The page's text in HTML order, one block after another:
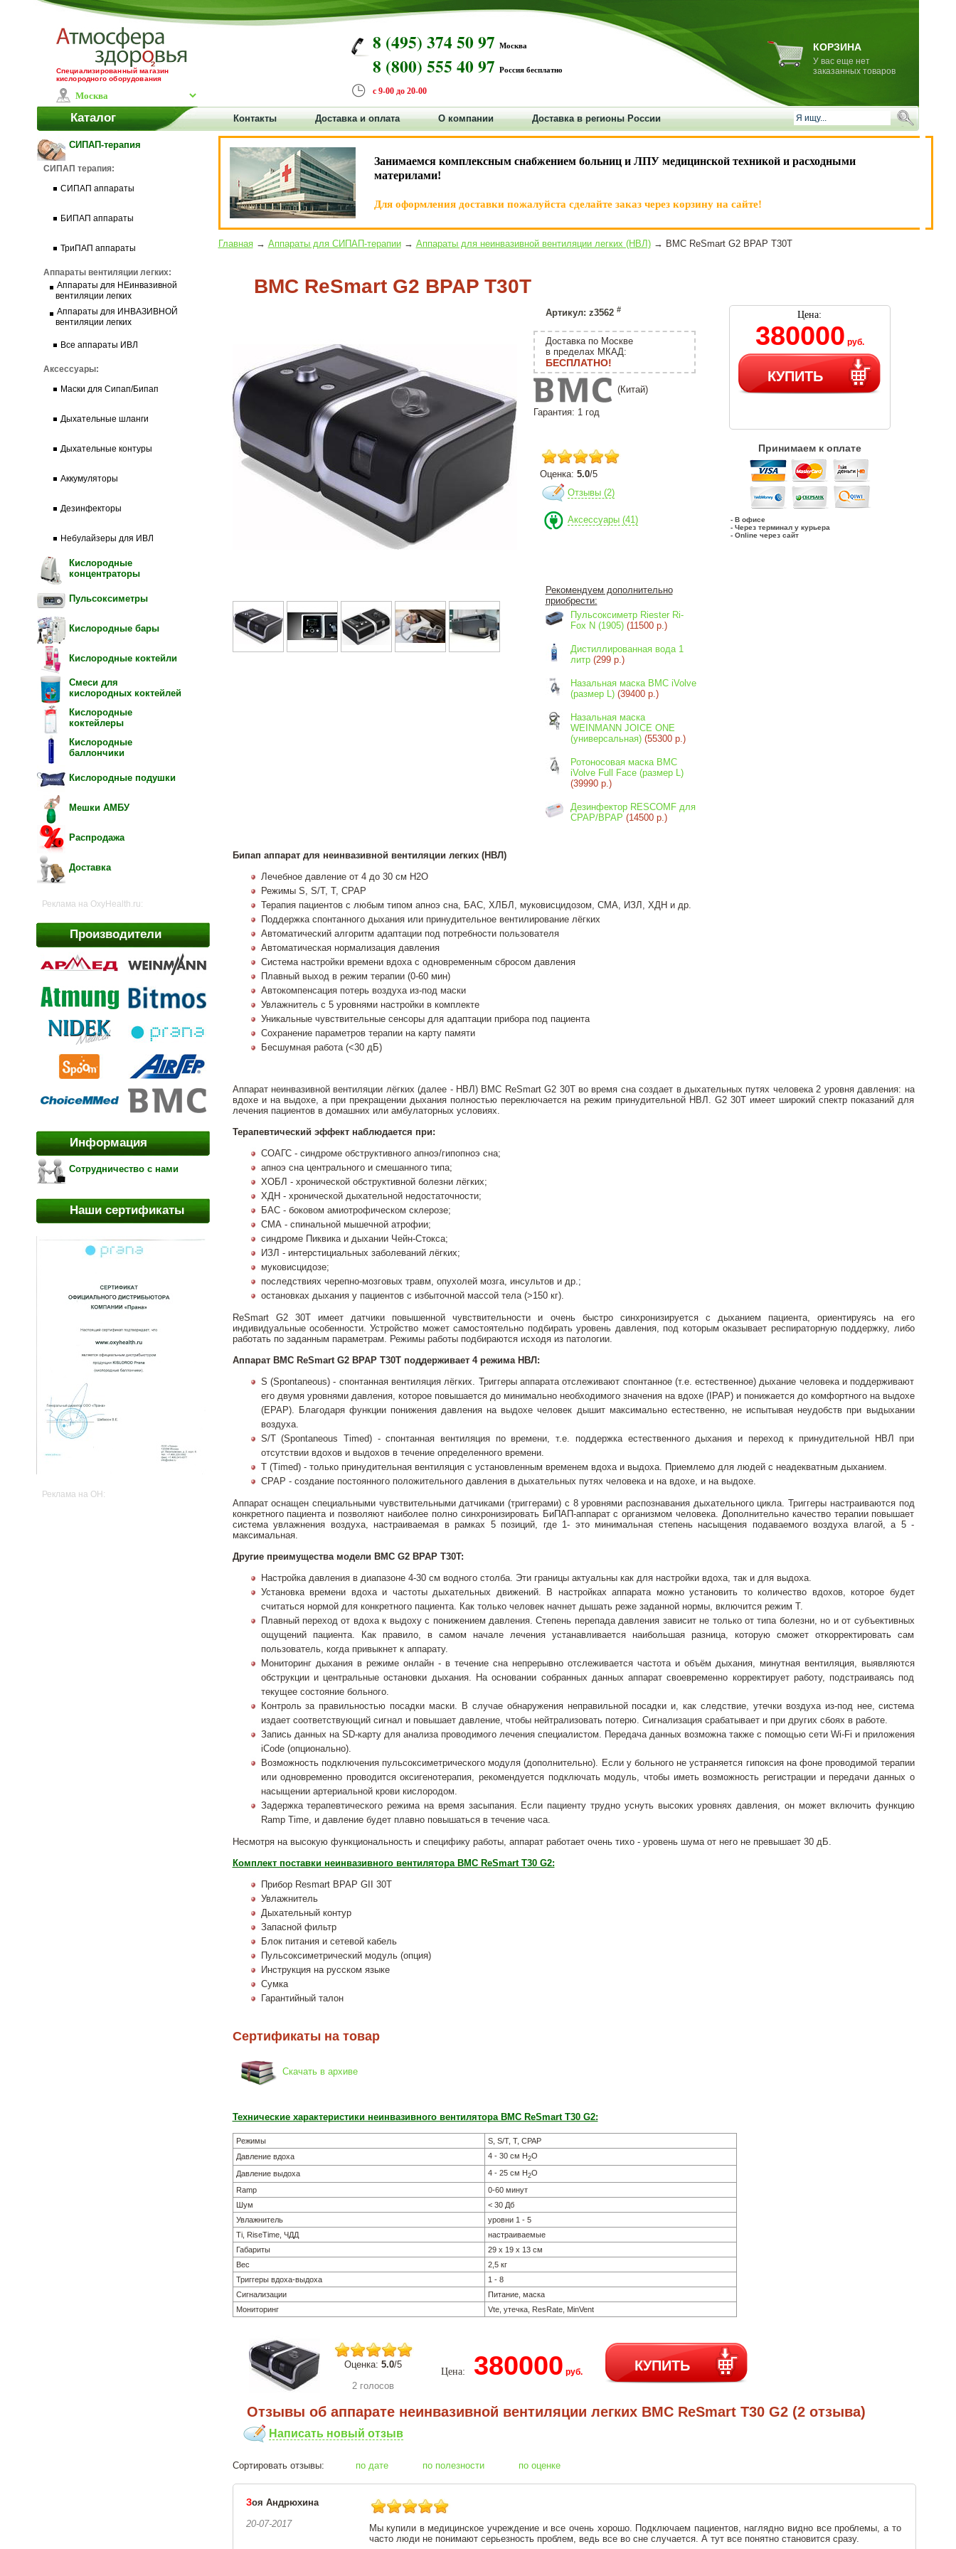
Специализированный магазин
кислородного оборудования
8 (495) 374 50 97 Москва
8 (800) 555 40 97 Россия бесплатно
с 9-00 до 20-00
КОРЗИНА
У вас еще нет
заказанных товаров
Каталог Контакты Доставка и оплата О компании Доставка в регионы России
СИПАП-терапия
СИПАП терапия:
СИПАП аппараты
БИПАП аппараты
ТриПАП аппараты
Аппараты вентиляции легких:
Аппараты для НЕинвазивной
вентиляции легких
Аппараты для ИНВАЗИВНОЙ
вентиляции легких
Все аппараты ИВЛ
Аксессуары:
Маски для Сипап/Бипап
Дыхательные шланги
Дыхательные контуры
Аккумуляторы
Дезинфекторы
Небулайзеры для ИВЛ
Кислородные
концентраторы
Пульсоксиметры
Кислородные бары
Кислородные коктейли
Смеси для
кислородных коктейлей
Кислородные
коктейлеры
Кислородные
баллончики
Кислородные подушки
Мешки АМБУ
Распродажа
Доставка
Реклама на OxyHealth.ru:
Производители
Информация
Сотрудничество с нами
Наши сертификаты
Реклама на OH:
Занимаемся комплексным снабжением больниц и ЛПУ медицинской техникой и расходными
материлами!
Для оформления доставки пожалуйста сделайте заказ через корзину на сайте!
Главная→ Аппараты для СИПАП-терапии→ Аппараты для неинвазивной вентиляции легких (НВЛ)→ BMC ReSmart G2 BPAP T30T
BMC ReSmart G2 BPAP T30T
Артикул: z3562 #
Доставка по Москве
в пределах МКАД:
БЕСПЛАТНО!
(Китай)
Гарантия: 1 год
Оценка: 5.0/5
Отзывы (2)
Аксессуары (41)
Рекомендуем дополнительно
приобрести:
Пульсоксиметр Riester Ri-
Fox N (1905) (11500 р.)
Дистиллированная вода 1
литр (299 р.)
Назальная маска BMC iVolve
(размер L) (39400 р.)
Назальная маска
WEINMANN JOICE ONE
(универсальная) (55300 р.)
Ротоносовая маска BMC
iVolve Full Face (размер L)
(39990 р.)
Дезинфектор RESCOMF для
CPAP/BPAP (14500 р.)
Цена:
380000 руб.
КУПИТЬ
Принимаем к оплате
- В офисе
- Через терминал у курьера
- Online через сайт
Бипап аппарат для неинвазивной вентиляции легких (НВЛ)
Лечебное давление от 4 до 30 см Н2О
Режимы S, S/T, T, CPAP
Терапия пациентов с любым типом апноэ сна, БАС, ХЛБЛ, муковисцидозом, СМА, ИЗЛ, ХДН и др.
Поддержка спонтанного дыхания или принудительное вентилирование лёгких
Автоматический алгоритм адаптации под потребности пользователя
Автоматическая нормализация давления
Система настройки времени вдоха с одновременным сбросом давления
Плавный выход в режим терапии (0-60 мин)
Автокомпенсация потерь воздуха из-под маски
Увлажнитель с 5 уровнями настройки в комплекте
Уникальные чувствительные сенсоры для адаптации прибора под пациента
Сохранение параметров терапии на карту памяти
Бесшумная работа (<30 дБ)
Аппарат неинвазивной вентиляции лёгких (далее - НВЛ) BMC ReSmart G2 30T во время сна создает в дыхательных путях человека 2 уровня давления: на
вдохе и на выдохе, а при прекращении дыхания полностью переключается на режим принудительной НВЛ. G2 30T имеет широкий спектр показаний для
лечения пациентов в домашних или амбулаторных условиях.
Терапевтический эффект наблюдается при:
СОАГС - синдроме обструктивного апноэ/гипопноэ сна;
апноэ сна центрального и смешанного типа;
ХОБЛ - хронической обструктивной болезни лёгких;
ХДН - хронической дыхательной недостаточности;
БАС - боковом амиотрофическом склерозе;
СМА - спинальной мышечной атрофии;
синдроме Пиквика и дыхании Чейн-Стокса;
ИЗЛ - интерстициальных заболеваний лёгких;
муковисцидозе;
последствиях черепно-мозговых травм, опухолей мозга, инсультов и др.;
остановках дыхания у пациентов с избыточной массой тела (>150 кг).
ReSmart G2 30T имеет датчики повышенной чувствительности и очень быстро синхронизируется с дыханием пациента, ориентируясь на его
индивидуальные особенности. Устройство может самостоятельно подбирать уровень давления, под которым оказывает респираторную поддержку, либо
работать по заданным параметрам. Режимы работы подбираются исходя из патологии.
Аппарат BMC ReSmart G2 BPAP T30T поддерживает 4 режима НВЛ:
S (Spontaneous) - спонтанная вентиляция лёгких. Триггеры аппарата отслеживают спонтанное (т.е. естественное) дыхание человека и поддерживают
его двумя уровнями давления, которое повышается до минимально необходимого значения на вдохе (IPAP) и понижается до комфортного на выдохе
(EPAP). Благодаря функции понижения давления на выдохе человек дышит максимально естественно, не испытывая неудобств при выдыхании
воздуха.
S/T (Spontaneous Timed) - спонтанная вентиляция по времени, т.е. поддержка естественного дыхания и переход к принудительной НВЛ при
отсутствии вдохов и выдохов в течение определенного времени.
T (Timed) - только принудительная вентиляция с установленным временем вдоха и выдоха. Приемлемо для людей с неадекватным дыханием.
CPAP - создание постоянного положительного давления в дыхательных путях человека и на вдохе, и на выдохе.
Аппарат оснащен специальными чувствительными датчиками (триггерами) с 8 уровнями распознавания дыхательного цикла. Триггеры настраиваются под
конкретного пациента и позволяют наиболее полно синхронизировать БиПАП-аппарат с организмом человека. Дополнительно качество терапии повышает
система увлажнения воздуха, настраиваемая в рамках 5 позиций, где 1- это минимальная степень насыщения подаваемого воздуха влагой, а 5 -
максимальная.
Другие преимущества модели BMC G2 BPAP T30T:
Настройка давления в диапазоне 4-30 см водного столба. Эти границы актуальны как для настройки вдоха, так и для выдоха.
Установка времени вдоха и частоты дыхательных движений. В настройках аппарата можно установить то количество вдохов, которое будет
считаться нормой для конкретного пациента. Как только человек начнет дышать реже заданной нормы, включится режим T.
Плавный переход от вдоха к выдоху с понижением давления. Степень перепада давления зависит не только от типа болезни, но и от субъективных
ощущений пациента. Как правило, в самом начале лечения устанавливается наибольшая разница, которую сможет откорректировать сам
пользователь, когда привыкнет к аппарату.
Мониторинг дыхания в режиме онлайн - в течение сна непрерывно отслеживается частота и объём дыхания, минутная вентиляция, выявляются
обструкции и центральные остановки дыхания. На основании собранных данных аппарат своевременно корректирует работу, подстраиваясь под
текущее состояние больного.
Контроль за правильностью посадки маски. В случае обнаружения неправильной посадки и, как следствие, утечки воздуха из-под нее, система
издает соответствующий сигнал и повышает давление, чтобы нейтрализовать потерю. Сигнализация срабатывает и при других сбоях в работе.
Запись данных на SD-карту для анализа проводимого лечения специалистом. Передача данных возможна также с помощью сети Wi-Fi и приложения
iCode (опционально).
Возможность подключения пульсоксиметрического модуля (дополнительно). Если у больного не устраняется гипоксия на фоне проводимой терапии
или одновременно проводится оксигенотерапия, рекомендуется подключать модуль, чтобы иметь возможность регистрации и передачи данных о
насыщении артериальной крови кислородом.
Задержка терапевтического режима на время засыпания. Если пациенту трудно уснуть высоких уровнях давления, он может включить функцию
Ramp Time, и давление будет плавно повышаться в течение часа.
Несмотря на высокую функциональность и специфику работы, аппарат работает очень тихо - уровень шума от него не превышает 30 дБ.
Комплект поставки неинвазивного вентилятора BMC ReSmart T30 G2:
Прибор Resmart BPAP GII 30Т
Увлажнитель
Дыхательный контур
Запасной фильтр
Блок питания и сетевой кабель
Пульсоксиметрический модуль (опция)
Инструкция на русском языке
Сумка
Гарантийный талон
Сертификаты на товар
Скачать в архиве
Технические характеристики неинвазивного вентилятора BMC ReSmart T30 G2:
Режимы
S, S/T, T, CPAP
Давление вдоха
4 - 30 см Н2О
Давление выдоха 4 - 25 см Н2О
Ramp
0-60 минут
Шум
< 30 Дб
Увлажнитель
уровни 1 - 5
Ti, RiseTime, ЧДД
настраиваемые
Габариты
29 х 19 х 13 см
Вес
2,5 кг
Триггеры вдоха-выдоха
1 - 8
Сигнализации
Питание, маска
Мониторинг
Vte, утечка, ResRate, MinVent
Оценка: 5.0/5
2 голосов
Цена: 380000 руб. КУПИТЬ
Отзывы oб аппарате неинвазивной вентиляции легких BMC ReSmart T30 G2 (2 отзыва)
Написать новый отзыв
Сортировать отзывы: по дате по полезности по оценке
Зоя Андрюхина
20-07-2017
Мы купили в медицинское учреждение и все очень хорошо. Подключаем пациентов, наглядно видно все проблемы, а то
часто люди не понимают серьезность проблем, ведь все во сне случается. А тут все понятно становится сразу.